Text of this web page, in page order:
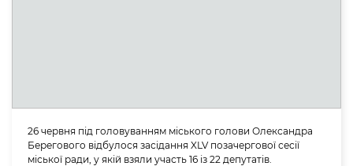
26 червня під головуванням міського голови Олександра
Берегового відбулося засідання XLV позачергової сесії
міської ради, у якій взяли участь 16 із 22 депутатів.